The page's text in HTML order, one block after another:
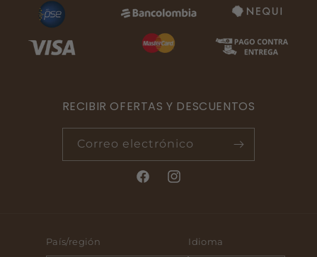
RECIBIR OFERTAS Y DESCUENTOS
Correo electrónico
FacebookInstagram
País/región Idioma